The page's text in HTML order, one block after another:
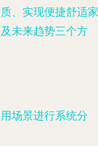
、实现便捷舒适家
未来趋势三个方
场景进行系统分